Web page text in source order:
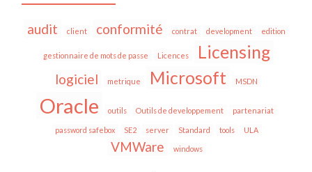
audit client conformité contrat development edition
gestionnaire de mots de passe Licences Licensing
logiciel metrique Microsoft MSDN
Oracle outils Outils de developpement partenariat
password safebox SE2 server Standard tools ULA
VMWare windows